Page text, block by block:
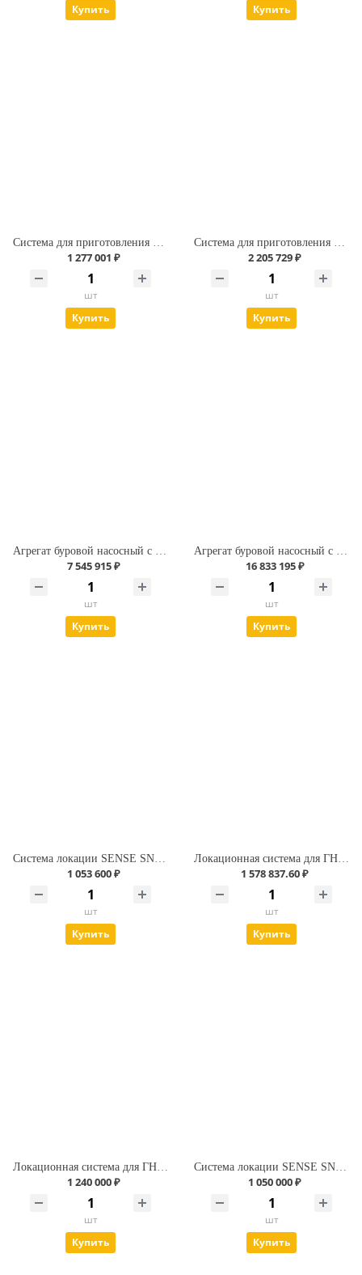
Купить
Купить
Система для приготовления бурового раствора объёмом 10 м3
1 277 001 ₽
шт
Купить
Система для приготовления бурового раствора объёмом 20 м3
2 205 729 ₽
шт
Купить
7 545 915 ₽
шт
Купить
16 833 195 ₽
шт
Купить
Система локации SENSE SNS7t NV (Стандарт С2)
1 053 600 ₽
шт
Купить
Локационная система для ГНБ. Underground Magnetics Mag 9.
1 578 837.60 ₽
шт
Купить
Локационная система для ГНБ. Underground Magnetics Mag 6.
1 240 000 ₽
шт
Купить
Система локации SENSE SNS7t (стандарт комплектация)
1 050 000 ₽
шт
Купить